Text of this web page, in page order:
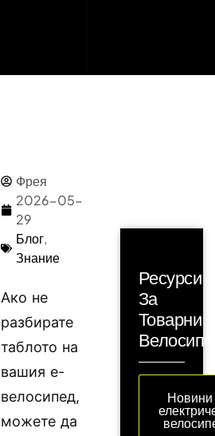
Фрея
2026-05-
29
Блог,
Знание
Ако не
разбирате
таблото на
вашия е-
велосипед,
можете да
Ресурси
За
Товарни
Новини